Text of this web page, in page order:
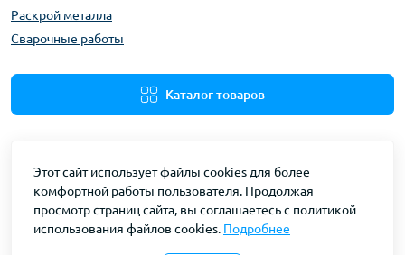
Раскрой металла
Сварочные работы
Каталог товаров
ЛазерНЕТ | LaserNET © 2026
Этот сайт использует файлы cookies для более
комфортной работы пользователя. Продолжая
просмотр страниц сайта, вы соглашаетесь с политикой
использования файлов cookies. Подробнее